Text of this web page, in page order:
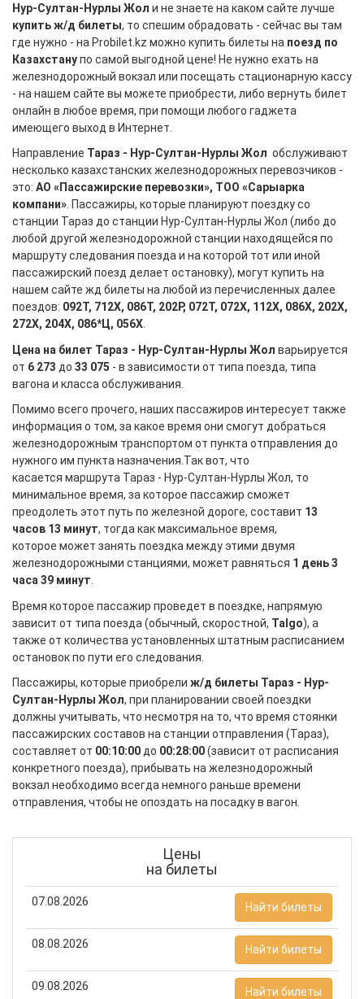
Нур-Султан-Нурлы Жол и не знаете на каком сайте лучше
купить ж/д билеты, то спешим обрадовать - сейчас вы там
где нужно - на Probilet.kz можно купить билеты на поезд по
Казахстанупо самой выгодной цене! Не нужно ехать на
железнодорожный вокзал или посещать стационарную кассу
- на нашем сайте вы можете приобрести, либо вернуть билет
онлайн в любое время, при помощи любого гаджета
имеющего выход в Интернет.
Направление Тараз - Нур-Султан-Нурлы Жол обслуживают
несколько казахстанских железнодорожных перевозчиков -
это: АО «Пассажирские перевозки», ТОО «Сарыарка
компани» . Пассажиры, которые планируют поездку со
станции Тараз до станции Нур-Султан-Нурлы Жол (либо до
любой другой железнодорожной станции находящейся по
маршруту следования поезда и на которой тот или иной
пассажирский поезд делает остановку), могут купить на
нашем сайте жд билеты на любой из перечисленных далее
поездов: 092Т, 712Х, 086Т, 202Р, 072Т, 072Х, 112Х, 086Х, 202Х,
272Х, 204Х, 086*Ц, 056Х
Цена на билет Тараз - Нур-Султан-Нурлы Жол варьируется
от 6 273 до 33 075 - в зависимости от типа поезда, типа
вагона и класса обслуживания.
Помимо всего прочего, наших пассажиров интересует также
информация о том, за какое время они смогут добраться
железнодорожным транспортом от пункта отправления до
нужного им пункта назначения.Так вот, что
касается маршрута Тараз - Нур-Султан-Нурлы Жол, то
минимальное время, за которое пассажир сможет
преодолеть этот путь по железной дороге, составит 13
часов 13 минут, тогда как максимальное время,
которое может занять поездка между этими двумя
железнодорожными станциями, может равняться 1 день 3
часа 39 минут
Время которое пассажир проведет в поездке, напрямую
зависит от типа поезда (обычный, скоростной, Talgo), а
также от количества установленных штатным расписанием
остановок по пути его следования.
Пассажиры, которые приобрели ж/д билеты Тараз - Нур-
Султан-Нурлы Жол, при планировании своей поездки
должны учитывать, что несмотря на то, что время стоянки
пассажирских составов на станции отправления (Тараз),
составляет от 00:10:00 до 00:28:00(зависит от расписания
конкретного поезда), прибывать на железнодорожный
вокзал необходимо всегда немного раньше времени
отправления, чтобы не опоздать на посадку в вагон.
Цены
на билеты
07.08.2026 Найти билеты
08.08.2026 Найти билеты
09.08.2026 Найти билеты